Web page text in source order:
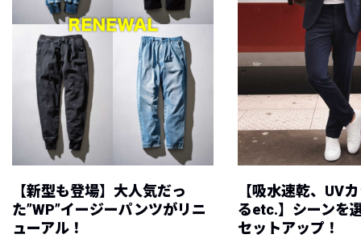
【新型も登場】大人気だっ
た”WP”イージーパンツがリニ
ューアル！
【吸水速乾、UV
るetc.】シーンを
セットアップ！